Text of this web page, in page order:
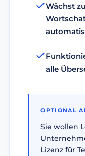
Wächst
alle
OPTIONAL
Sie wollen
Lizenz für